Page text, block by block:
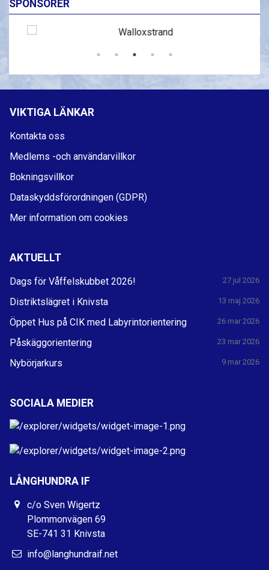
SPONSORER
VIKTIGA LÄNKAR
Kontakta oss
Medlems -och användarvillkor
Bokningsvillkor
Dataskyddsförordningen (GDPR)
Mer information om cookies
AKTUELLT
Dags för Våffelskubbet 2026! 27 jul 2026
Distriktslägret i Knivsta 13 maj 2026
Öppet Hus på CIK med Labyrintorientering 26 mar 2026
Påskäggorientering 23 mar 2026
Nybörjarkurs 9 mar 2026
SOCIALA MEDIER
LÅNGHUNDRA IF
c/o Sven Wigertz
Plommonvägen 69
SE-741 31 Knivsta
info@langhundraif.net